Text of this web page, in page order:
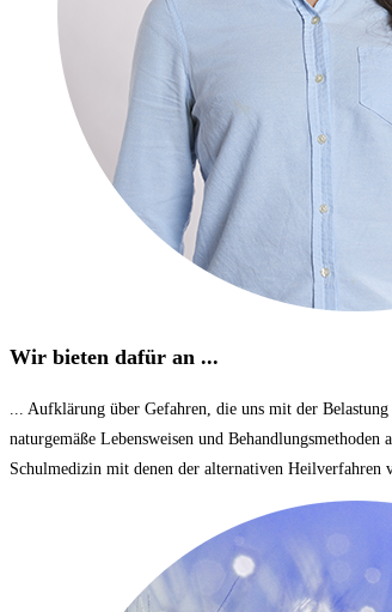
Wir bieten dafür an ...
... Aufklärung über Gefahren, die uns mit der
naturgemäße Lebensweisen und
Schulmedizin mit denen der alternativen Heilverfahren